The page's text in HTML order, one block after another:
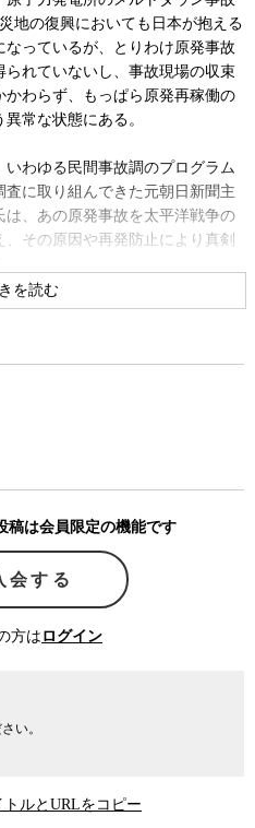
地の復興においても日本が抱える
っているが、とりわけ原発事故
れていないし、事故現場の収束
わらず、もっぱら原発再稼働の
常な状態にある。
わゆる民間事故調のプログラム
に取り組んできた元朝日新聞主
、あの原発事故を太平洋戦争の
その原因や再発防止により真剣
べての電源を失ったために、原
メルトダウン、メルトスルーに
っぱら津波だったかどうかにつ
ておけば、今回のような事故は
な安全基準などが作られてい
今回の事故がここまで甚大な被
に電源のバックアップに不備が
ないか。
島第一発電所や東電本社、そし
さに再検証してみると、事故が
たる政府関係者や東電関係者の
スや、いざというときに取捨選
在など、数々のヒューマンエラ
ハード面での不備ではなく、日
位を決めて損切りを決断するリ
稿は会員限定の機能です
会する
方は ログイン
い。
トルとURLをコピー